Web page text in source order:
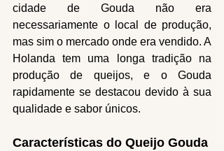
cidade de Gouda não era
necessariamente o local de produção,
mas sim o mercado onde era vendido. A
Holanda tem uma longa tradição na
produção de queijos, e o Gouda
rapidamente se destacou devido à sua
qualidade e sabor únicos.
Características do Queijo Gouda